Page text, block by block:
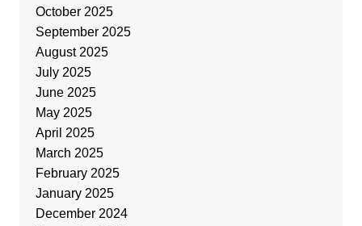
October 2025
September 2025
August 2025
July 2025
June 2025
May 2025
April 2025
March 2025
February 2025
January 2025
December 2024